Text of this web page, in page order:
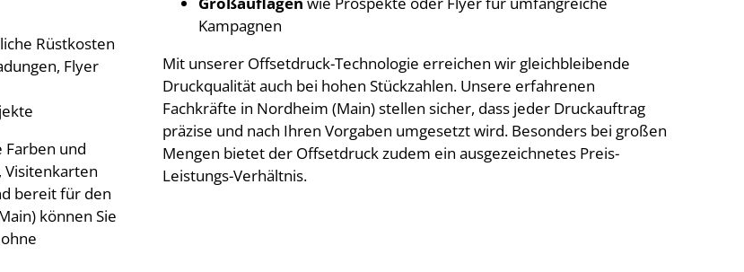
Rüstkosten
Flyer
und
bereit für den
können Sie
Kampagnen
Mit unserer Offsetdruck-Technologie erreichen wir gleichbleibende
Druckqualität auch bei hohen Stückzahlen. Unsere erfahrenen
Fachkräfte in Nordheim (Main) stellen sicher, dass jeder Druckauftrag
präzise und nach Ihren Vorgaben umgesetzt wird. Besonders bei großen
Mengen bietet der Offsetdruck zudem ein ausgezeichnetes Preis-
Leistungs-Verhältnis.